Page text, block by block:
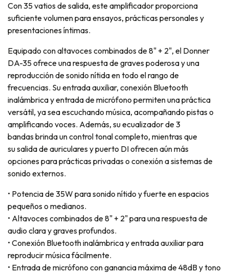
Con 35 vatios de salida, este amplificador proporciona
suficiente volumen para ensayos, prácticas personales y
presentaciones íntimas.
Equipado con altavoces combinados de 8" + 2", el Donner
DA-35 ofrece una respuesta de graves poderosa y una
reproducción de sonido nítida en todo el rango de
frecuencias. Su entrada auxiliar, conexión Bluetooth
inalámbrica y entrada de micrófono permiten una práctica
versátil, ya sea escuchando música, acompañando pistas o
amplificando voces. Además, su ecualizador de 3
bandas brinda un control tonal completo, mientras que
su salida de auriculares y puerto DI ofrecen aún más
opciones para prácticas privadas o conexión a sistemas de
sonido externos.
• Potencia de 35W para sonido nítido y fuerte en espacios
pequeños o medianos.
• Altavoces combinados de 8" + 2" para una respuesta de
audio clara y graves profundos.
• Conexión Bluetooth inalámbrica y entrada auxiliar para
reproducir música fácilmente.
• Entrada de micrófono con ganancia máxima de 48dB y tono